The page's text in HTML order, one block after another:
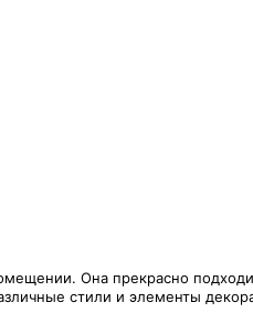
Она прекрасно
стили и элементы